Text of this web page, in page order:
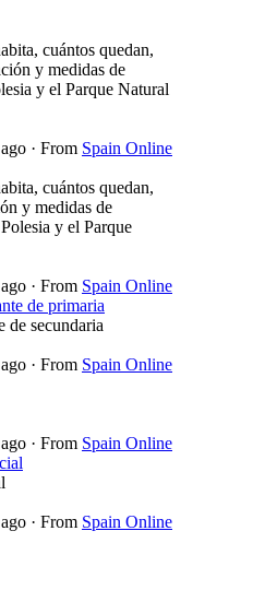
cuántos quedan,
y medidas de
y el Parque Natural
· From Spain Online
cuántos quedan,
y medidas de
y el Parque
· From Spain Online
de primaria
de secundaria
· From Spain Online
· From Spain Online
· From Spain Online